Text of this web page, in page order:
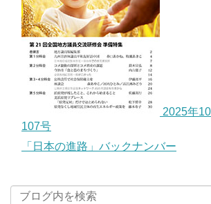
2025年
107号
「日本の進路」バックナンバー